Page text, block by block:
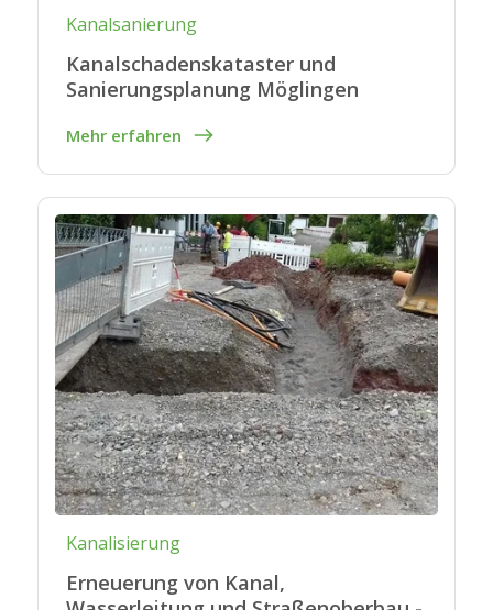
Kanalsanierung
Kanalschadenskataster und
Sanierungsplanung Möglingen
Mehr erfahren
Kanalisierung
Erneuerung von Kanal,